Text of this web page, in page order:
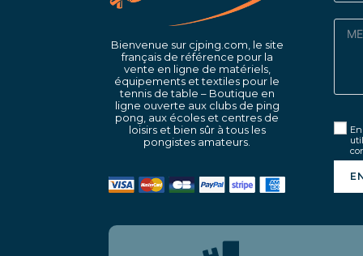
Bienvenue sur cjping.com, le site
français de référence pour la
vente en ligne de matériels,
équipements et textiles pour le
tennis de table – Boutique en
ligne ouverte aux clubs de ping
pong, aux écoles et centres de
loisirs et bien sûr à tous les
pongistes amateurs.